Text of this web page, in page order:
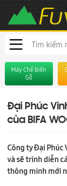
Máy Chế Biến
Gỗ
Đại Phúc
của BIFA
Công ty Đại Phúc
và sẽ trình diễn
thông minh mới